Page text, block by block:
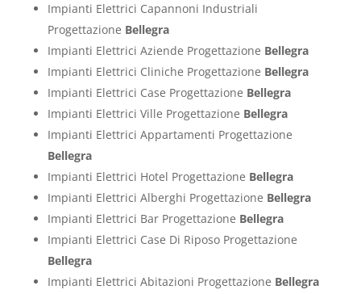
Impianti Elettrici Capannoni Industriali
Progettazione Bellegra
Impianti Elettrici Aziende Progettazione Bellegra
Impianti Elettrici Cliniche Progettazione Bellegra
Impianti Elettrici Case Progettazione Bellegra
Impianti Elettrici Ville Progettazione Bellegra
Impianti Elettrici Appartamenti Progettazione
Bellegra
Impianti Elettrici Hotel Progettazione Bellegra
Impianti Elettrici Alberghi Progettazione Bellegra
Impianti Elettrici Bar Progettazione Bellegra
Impianti Elettrici Case Di Riposo Progettazione
Bellegra
Impianti Elettrici Abitazioni Progettazione Bellegra